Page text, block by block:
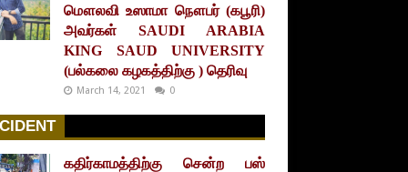
மௌலவி உஸாமா நௌபர் (கபூரி)
அவர்கள் SAUDI ARABIA
KING SAUD UNIVERSITY
(பல்கலை கழகத்திற்கு ) தெரிவு
March 14, 2021 0
கதிர்காமத்திற்கு சென்ற பஸ்